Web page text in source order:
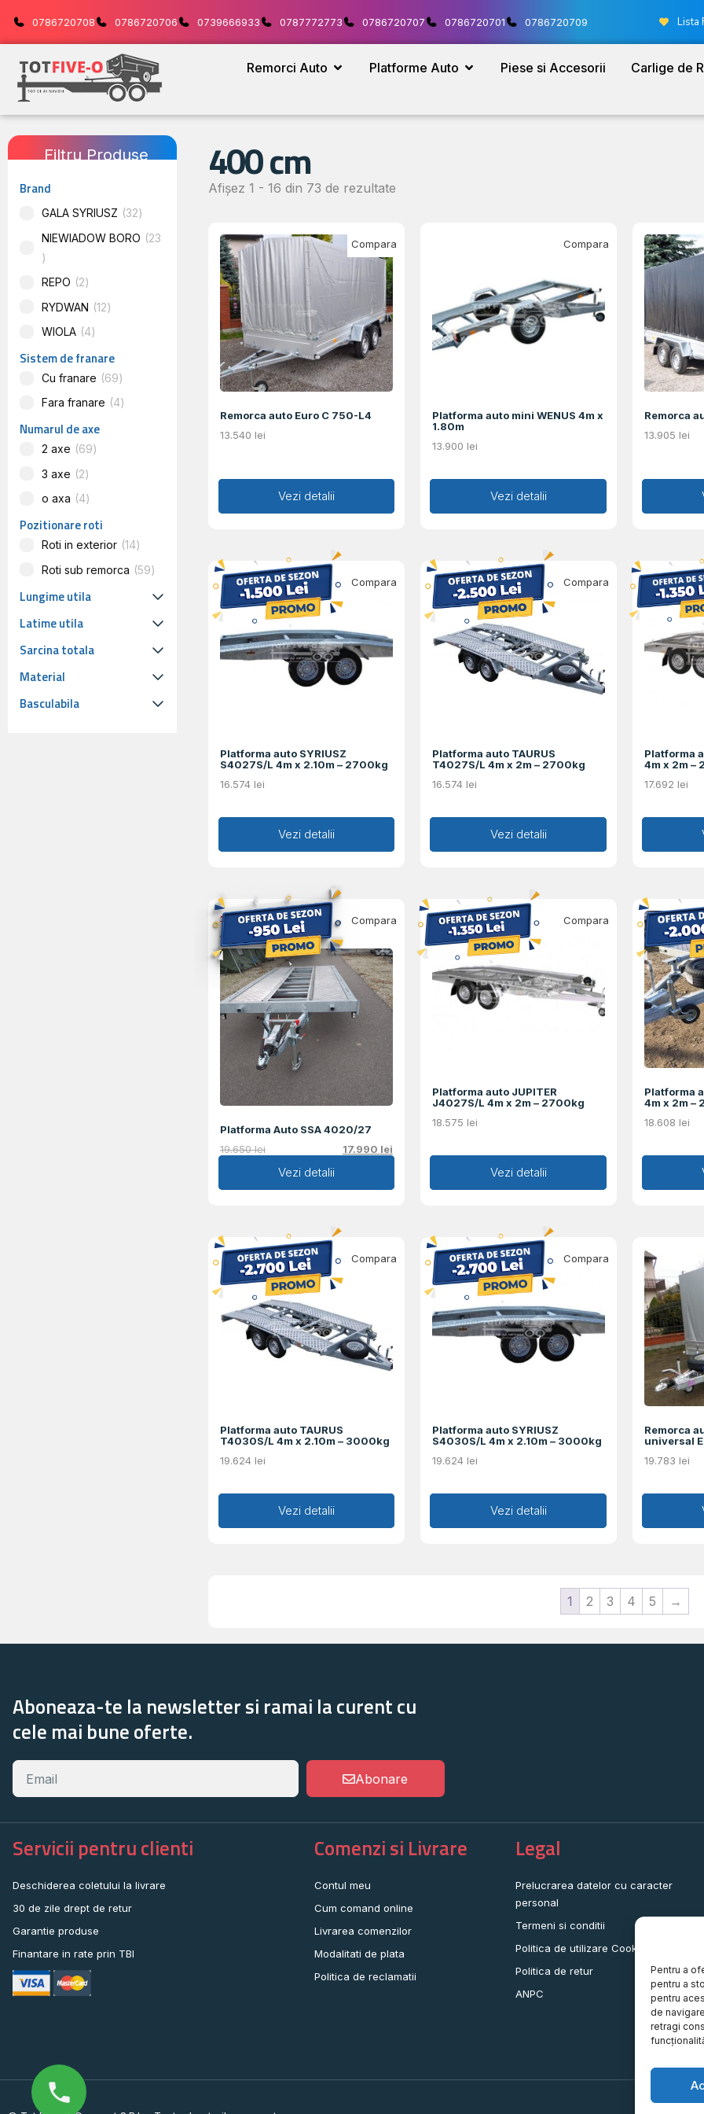
Pentru a
pentru a
pentru
de
retragi
0786720708 0786720706 0739666933 0787772773 0786720707 0786720701 0786720709 Lista
Remorci Auto Platforme Auto Piese si Accesorii Carlige de
Filtru Produse
Brand
GALA SYRIUSZ
32
NIEWIADOW BORO
23
REPO
2
RYDWAN
12
WIOLA
4
Sistem de franare
Cu franare
69
Fara franare
4
Numarul de axe
2 axe
69
3 axe
2
o axa
4
Pozitionare roti
Roti in exterior 14
Roti sub remorca
59
Lungime utila
Latime utila
Sarcina totala
Material
Basculabila
400 cm
Afișez 1 - 16 din 73 de rezultate
Remorca auto Euro C 750-L4
13.540 lei
Adaugă în coș
Vezi detalii
Compara
Platforma auto mini WENUS 4m x
1.80m
13.900 lei
Adaugă în coș
Vezi detalii
Compara
Remorca
13.905 lei
Platforma auto SYRIUSZ
S4027S/L 4m x 2.10m – 2700kg
16.574 lei
Adaugă în coș
Vezi detalii
Compara
Platforma auto TAURUS
T4027S/L 4m x 2m – 2700kg
16.574 lei
Adaugă în coș
Vezi detalii
Compara
Platforma
4m x 2m –
17.692 lei
19.650lei
17.990lei
Platforma Auto SSA 4020/27
19.650lei 17.990 lei
Adaugă în coș
Vezi detalii
Compara
Platforma auto JUPITER
J4027S/L 4m x 2m – 2700kg
18.575 lei
Adaugă în coș
Vezi detalii
Compara
Platforma
4m x 2m –
18.608 lei
Platforma auto TAURUS
T4030S/L 4m x 2.10m – 3000kg
19.624 lei
Adaugă în coș
Vezi detalii
Compara
Platforma auto SYRIUSZ
S4030S/L 4m x 2.10m – 3000kg
19.624 lei
Adaugă în coș
Vezi detalii
Compara
Remorca
universal
19.783 lei
1 2 3 4 5 →
Aboneaza-te la newsletter si ramai la curent cu
cele mai bune oferte.
Abonare
Servicii pentru clienti
Deschiderea coletului la livrare
30 de zile drept de retur
Garantie produse
Finantare in rate prin TBI
Comenzi si Livrare
Contul meu
Cum comand online
Livrarea comenzilor
Modalitati de plata
Politica de reclamatii
Legal
Prelucrarea datelor cu caracter
personal
Termeni si conditii
Politica de utilizare Cookie-uri
Politica de retur
ANPC